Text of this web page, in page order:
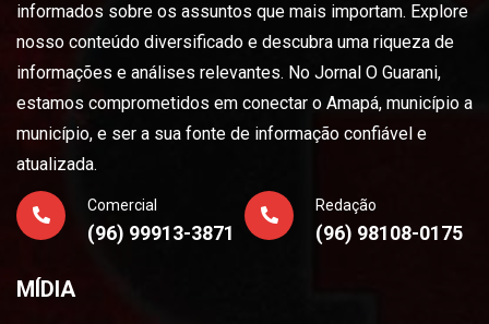
informados sobre os assuntos que mais importam. Explore
nosso conteúdo diversificado e descubra uma riqueza de
informações e análises relevantes. No Jornal O Guarani,
estamos comprometidos em conectar o Amapá, município a
município, e ser a sua fonte de informação confiável e
atualizada.
Comercial
(96) 99913-3871
Redação
(96) 98108-0175
MÍDIA